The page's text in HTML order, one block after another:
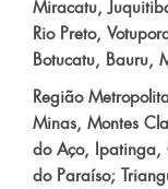
Miracatu,
Rio Preto,
Botucatu, Bauru,
Região
Minas, Montes
do Aço, Ipatinga,
do Paraíso;